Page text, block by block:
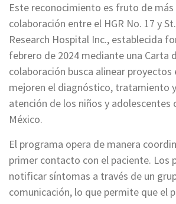
Este reconocimiento es fruto de
colaboración entre el HGR No. 17 y
Research Hospital Inc., establecida
febrero de 2024 mediante una Carta
colaboración busca alinear proyectos
mejoren el diagnóstico, tratamiento
atención de los niños y adolescentes
México.
El programa opera de manera
primer contacto con el paciente. Los
notificar síntomas a través de un
comunicación, lo que permite que el